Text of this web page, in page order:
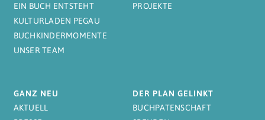
EIN BUCH ENTSTEHT
KULTURLADEN PEGAU
BUCHKINDERMOMENTE
UNSER TEAM
PROJEKTE
GANZ NEU
AKTUELL
DER PLAN GELINKT
BUCHPATENSCHAFT